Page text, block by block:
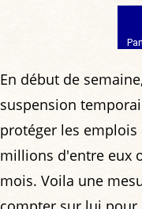
En début de
suspension
protéger les
millions d'entre eux
mois. Voila une